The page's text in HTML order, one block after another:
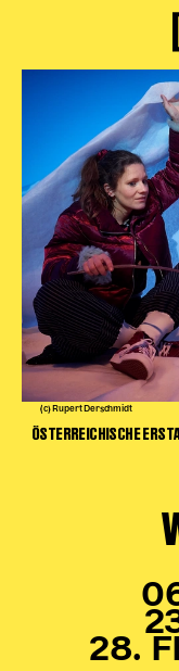
Spielplan
Vorstellungen
Festivals
Wild & Schön
Gastspiele
Extras
Available for
Archiv
Macht Wahn
Kinder-
Junge Kunst
(c) Rupert Derschmidt
ÖSTERREICHISCHE
28.